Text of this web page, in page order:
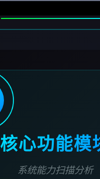
核心功能模
系统能力扫描分析